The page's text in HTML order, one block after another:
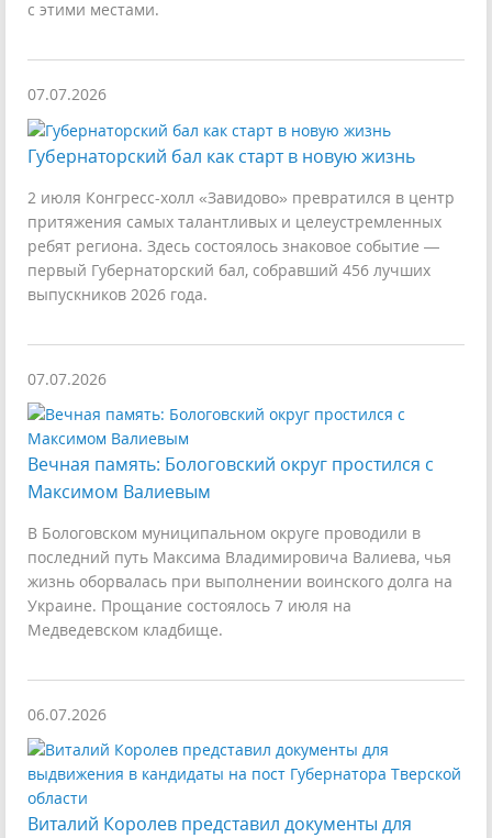
с этими местами.
07.07.2026
Губернаторский бал как старт в новую жизнь
2 июля Конгресс-холл «Завидово» превратился в центр
притяжения самых талантливых и целеустремленных
ребят региона. Здесь состоялось знаковое событие —
первый Губернаторский бал, собравший 456 лучших
выпускников 2026 года.
07.07.2026
Вечная память: Бологовский округ простился с
Максимом Валиевым
В Бологовском муниципальном округе проводили в
последний путь Максима Владимировича Валиева, чья
жизнь оборвалась при выполнении воинского долга на
Украине. Прощание состоялось 7 июля на
Медведевском кладбище.
06.07.2026
Виталий Королев представил документы для